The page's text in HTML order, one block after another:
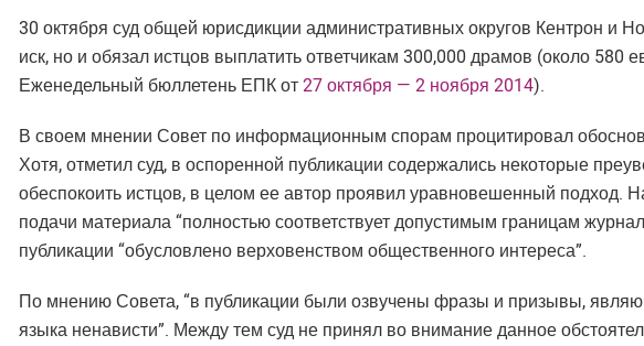
30 октября суд общей юрисдикции административных округов Кентрон и
иск, но и обязал истцов выплатить ответчикам 300,000 драмов (около 580
Еженедельный бюллетень ЕПК от 27 октября — 2 ноября 2014).
В своем мнении Совет по информационным спорам процитировал
Хотя, отметил суд, в оспоренной публикации содержались некоторые
обеспокоить истцов, в целом ее автор проявил уравновешенный подход.
подачи материала “полностью соответствует допустимым границам
публикации “обусловлено верховенством общественного интереса”.
По мнению Совета, “в публикации были озвучены фразы и призывы,
языка ненависти”. Между тем суд не принял во внимание данное